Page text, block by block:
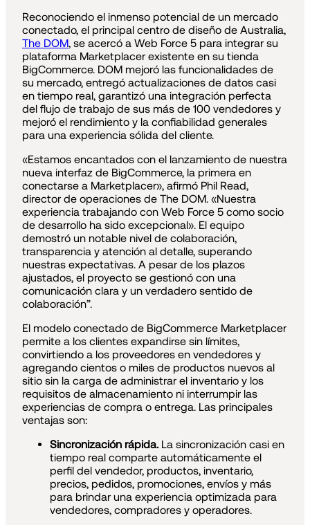
Reconociendo el inmenso potencial de un mercado
conectado, el principal centro de diseño de Australia,
The DOM, se acercó a Web Force 5 para integrar su
plataforma Marketplacer existente en su tienda
BigCommerce. DOM mejoró las funcionalidades de
su mercado, entregó actualizaciones de datos casi
en tiempo real, garantizó una integración perfecta
del flujo de trabajo de sus más de 100 vendedores y
mejoró el rendimiento y la confiabilidad generales
para una experiencia sólida del cliente.
«Estamos encantados con el lanzamiento de nuestra
nueva interfaz de BigCommerce, la primera en
conectarse a Marketplacer», afirmó Phil Read,
director de operaciones de The DOM. «Nuestra
experiencia trabajando con Web Force 5 como socio
de desarrollo ha sido excepcional». El equipo
demostró un notable nivel de colaboración,
transparencia y atención al detalle, superando
nuestras expectativas. A pesar de los plazos
ajustados, el proyecto se gestionó con una
comunicación clara y un verdadero sentido de
colaboración”.
El modelo conectado de BigCommerce Marketplacer
permite a los clientes expandirse sin límites,
convirtiendo a los proveedores en vendedores y
agregando cientos o miles de productos nuevos al
sitio sin la carga de administrar el inventario y los
requisitos de almacenamiento ni interrumpir las
experiencias de compra o entrega. Las principales
ventajas son:
Sincronización rápida.La sincronización casi en
tiempo real comparte automáticamente el
perfil del vendedor, productos, inventario,
precios, pedidos, promociones, envíos y más
para brindar una experiencia optimizada para
vendedores, compradores y operadores.